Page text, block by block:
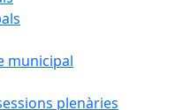
municipal
plenàries